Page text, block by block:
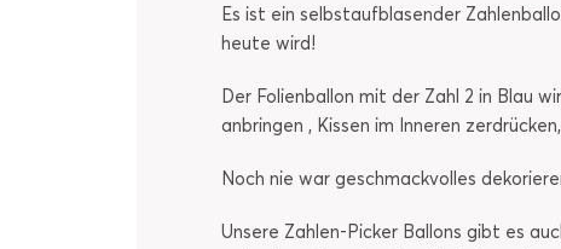
Es ist ein selbstaufblasender
heute wird!
Der Folienballon mit der Zahl 2 in Blau
anbringen , Kissen im Inneren
Noch nie war geschmackvolles
Unsere Zahlen-Picker Ballons gibt es